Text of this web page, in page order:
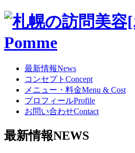
最新情報News
コンセプト Concept
メニュー・料金Menu & Cost
プロフィールProfile
お問い合わせContact
最新情報NEWS